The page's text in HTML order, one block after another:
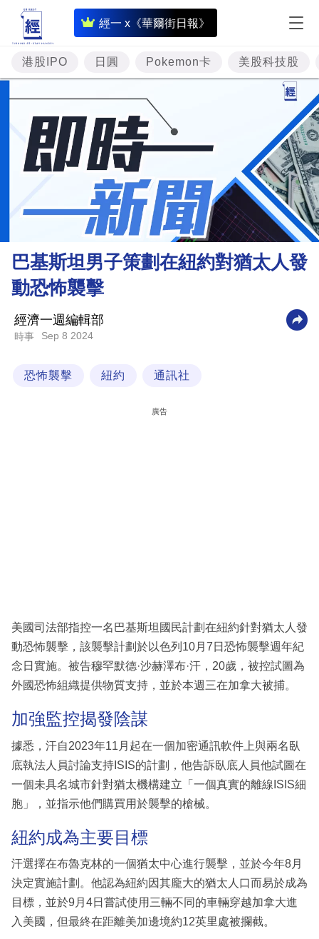
經一 x《華爾街日報》
即
時
財
經
專
題
投
資
樓
市
財
商
業
科
區
港股IPO 日圓 Pokemon卡 美股科技股
巴基斯坦男子策劃在紐約對猶太人發
動恐怖襲擊
經濟一週編輯部
時事 Sep 8 2024
恐怖襲擊 紐約 通訊社
廣告
美國司法部指控一名巴基斯坦國民計劃在紐約針對猶太人發
動恐怖襲擊，該襲擊計劃於以色列10月7日恐怖襲擊週年紀
念日實施。被告穆罕默德·沙赫澤布·汗，20歲，被控試圖為
外國恐怖組織提供物質支持，並於本週三在加拿大被捕。
加強監控揭發陰謀
據悉，汗自2023年11月起在一個加密通訊軟件上與兩名臥
底執法人員討論支持ISIS的計劃，他告訴臥底人員他試圖在
一個未具名城市針對猶太機構建立「一個真實的離線ISIS細
胞」，並指示他們購買用於襲擊的槍械。
紐約成為主要目標
汗選擇在布魯克林的一個猶太中心進行襲擊，並於今年8月
決定實施計劃。他認為紐約因其龐大的猶太人口而易於成為
目標，並於9月4日嘗試使用三輛不同的車輛穿越加拿大進
入美國，但最終在距離美加邊境約12英里處被攔截。